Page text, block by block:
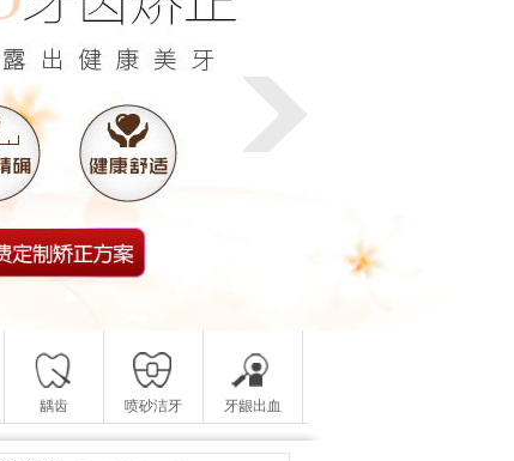
龋齿 喷砂洁牙 牙龈出血